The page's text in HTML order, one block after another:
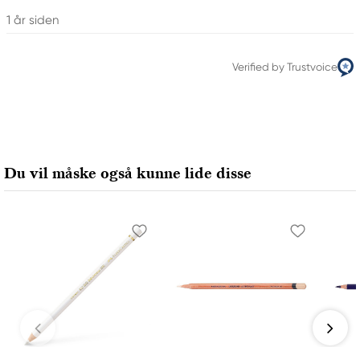
1 år siden
Verified by Trustvoice
Du vil måske også kunne lide disse